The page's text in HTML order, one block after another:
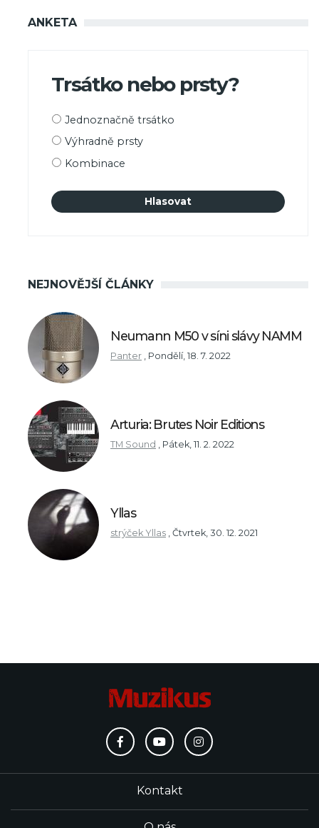
ANKETA
Trsátko nebo prsty?
Možnosti
Jednoznačně trsátko
Výhradně prsty
Kombinace
NEJNOVĚJŠÍ ČLÁNKY
Neumann M50 v síni slávy NAMM
Panter Pondělí, 18. 7. 2022
Arturia: Brutes Noir Editions
TM Sound Pátek, 11. 2. 2022
Yllas
strýček Yllas Čtvrtek, 30. 12. 2021
Kontakt